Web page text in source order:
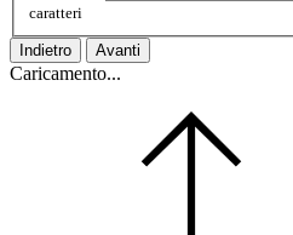
caratteri
Indietro Avanti
Caricamento...